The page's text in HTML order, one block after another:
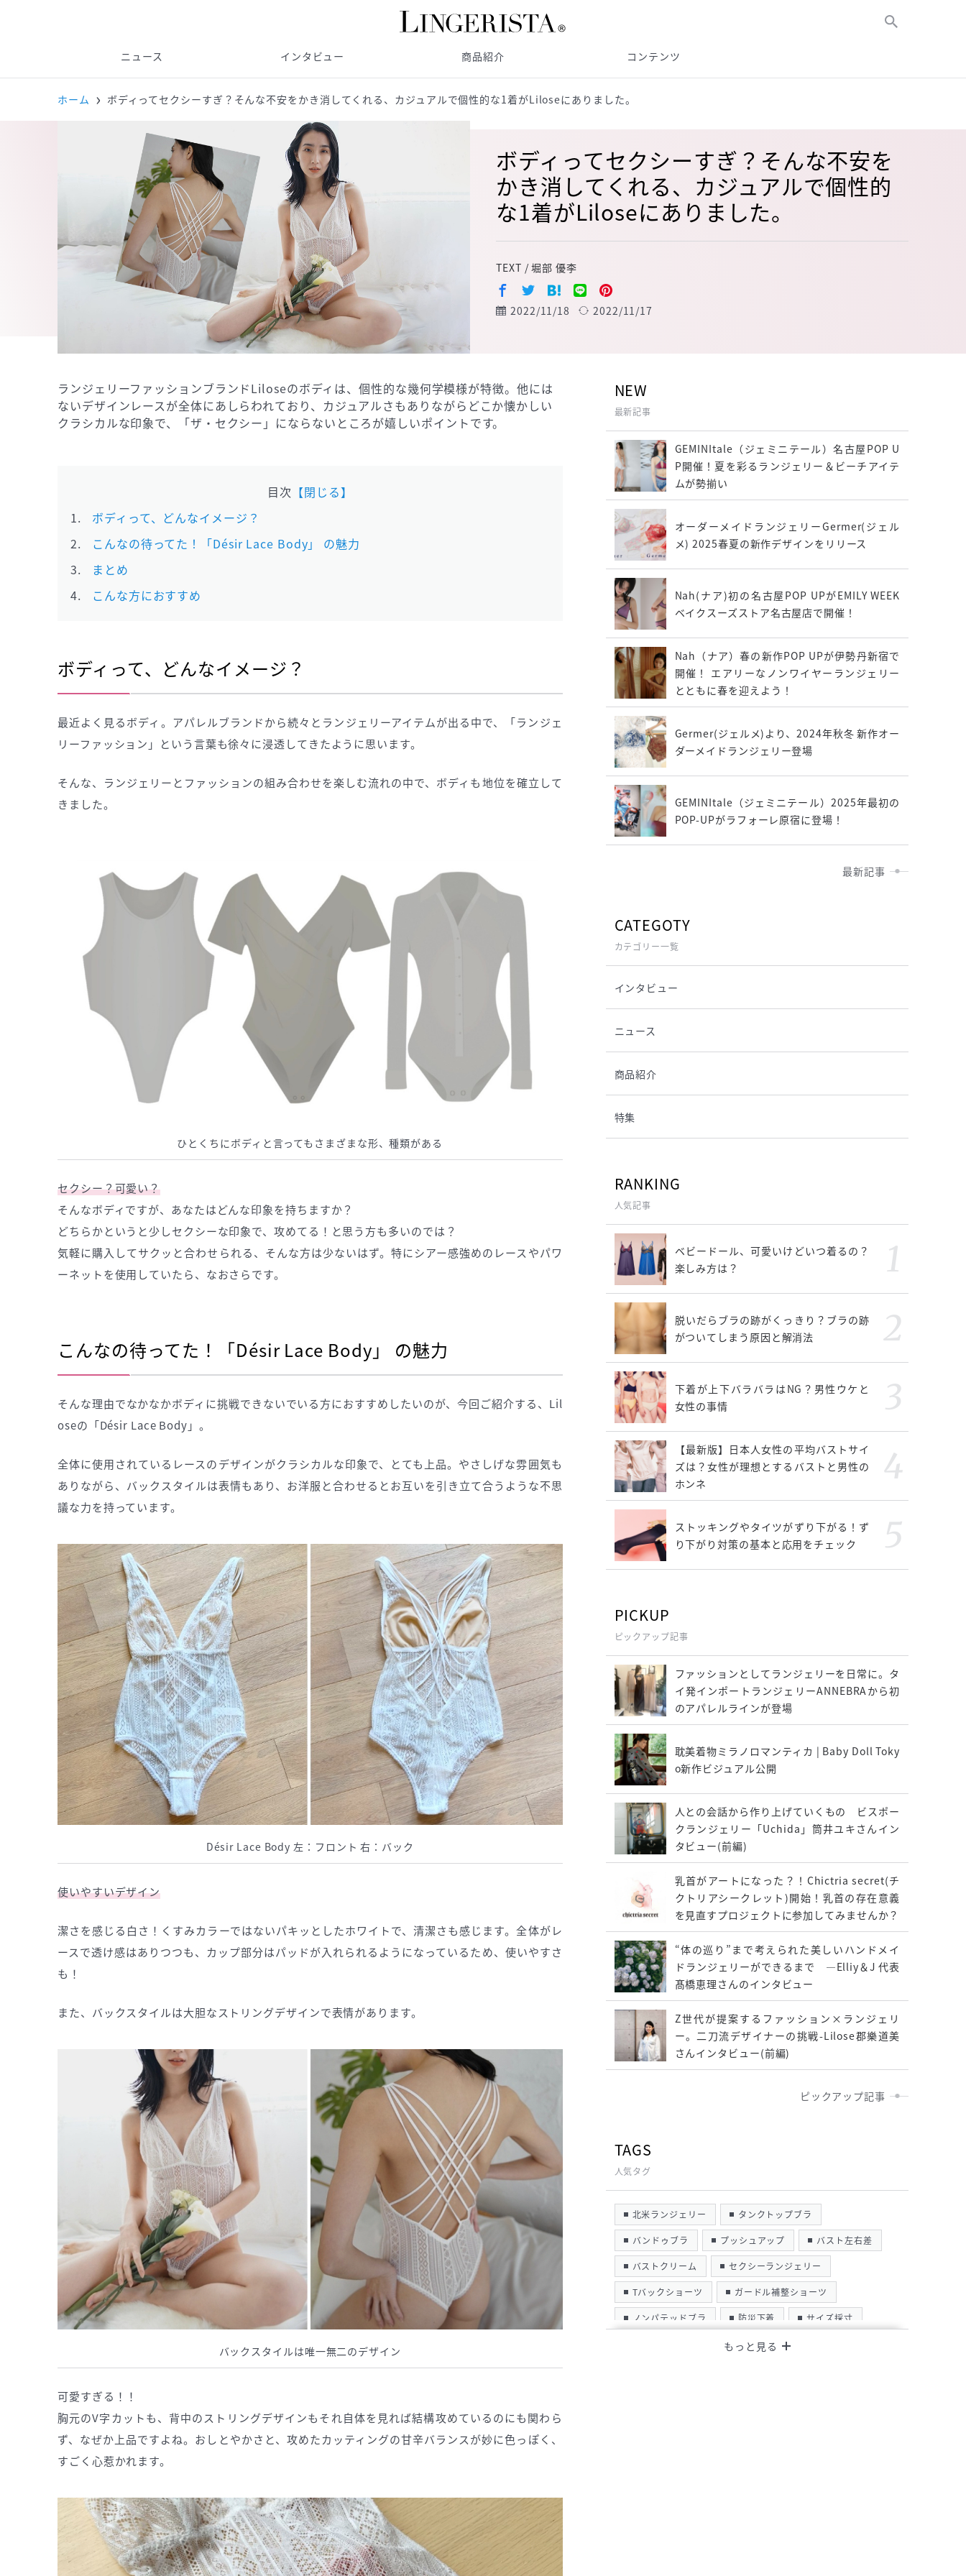
ニュース インタビュー 商品紹介 コンテンツ
ホーム ボディってセクシーすぎ？そんな不安をかき消してくれる、カジュアルで個性的な1着がLiloseにありました。
ボディってセクシーすぎ？そんな不安を
かき消してくれる、カジュアルで個性的
な1着がLiloseにありました。
TEXT / 堀部 優李
2022/11/18 2022/11/17
ランジェリーファッションブランドLiloseのボディは、個性的な幾何学模様が特徴。他には
ないデザインレースが全体にあしらわれており、カジュアルさもありながらどこか懐かしい
クラシカルな印象で、「ザ・セクシー」にならないところが嬉しいポイントです。
目次 【閉じる】
ボディって、どんなイメージ？
こんなの待ってた！「Désir Lace Body」 の魅力
まとめ
こんな方におすすめ
ボディって、どんなイメージ？
最近よく見るボディ。アパレルブランドから続々とランジェリーアイテムが出る中で、「ランジェ
リーファッション」という言葉も徐々に浸透してきたように思います。
そんな、ランジェリーとファッションの組み合わせを楽しむ流れの中で、ボディも地位を確立して
きました。
ひとくちにボディと言ってもさまざまな形、種類がある
セクシー？可愛い？
そんなボディですが、あなたはどんな印象を持ちますか？
どちらかというと少しセクシーな印象で、攻めてる！と思う方も多いのでは？
気軽に購入してサクッと合わせられる、そんな方は少ないはず。特にシアー感強めのレースやパワ
ーネットを使用していたら、なおさらです。
こんなの待ってた！「Désir Lace Body」 の魅力
そんな理由でなかなかボディに挑戦できないでいる方におすすめしたいのが、今回ご紹介する、Lil
oseの「Désir Lace Body」。
全体に使用されているレースのデザインがクラシカルな印象で、とても上品。やさしげな雰囲気も
ありながら、バックスタイルは表情もあり、お洋服と合わせるとお互いを引き立て合うような不思
議な力を持っています。
Désir Lace Body 左：フロント 右：バック
使いやすいデザイン
潔さを感じる白さ！くすみカラーではないパキッとしたホワイトで、清潔さも感じます。全体がレ
ースで透け感はありつつも、カップ部分はパッドが入れられるようになっているため、使いやすさ
も！
また、バックスタイルは大胆なストリングデザインで表情があります。
バックスタイルは唯一無二のデザイン
可愛すぎる！！
胸元のV字カットも、背中のストリングデザインもそれ自体を見れば結構攻めているのにも関わら
ず、なぜか上品ですよね。おしとやかさと、攻めたカッティングの甘辛バランスが妙に色っぽく、
すごく心惹かれます。
NEW
最新記事
GEMINItale（ジェミニテール）名古屋POP U
P開催！夏を彩るランジェリー＆ビーチアイテ
ムが勢揃い
オーダーメイドランジェリーGermer(ジェル
メ) 2025春夏の新作デザインをリリース
Nah(ナア)初の名古屋POP UPがEMILY WEEK
ベイクスーズストア名古屋店で開催！
Nah（ナア）春の新作POP UPが伊勢丹新宿で
開催！ エアリーなノンワイヤーランジェリー
とともに春を迎えよう！
Germer(ジェルメ)より、2024年秋冬 新作オー
ダーメイドランジェリー登場
GEMINItale（ジェミニテール）2025年最初の
POP-UPがラフォーレ原宿に登場！
最新記事
CATEGOTY
カテゴリー一覧
インタビュー
ニュース
商品紹介
特集
RANKING
人気記事
ベビードール、可愛いけどいつ着るの？
楽しみ方は？
脱いだらブラの跡がくっきり？ブラの跡
がついてしまう原因と解消法
下着が上下バラバラはNG？男性ウケと
女性の事情
【最新版】日本人女性の平均バストサイ
ズは？女性が理想とするバストと男性の
ホンネ
ストッキングやタイツがずり下がる！ず
り下がり対策の基本と応用をチェック
PICKUP
ピックアップ記事
ファッションとしてランジェリーを日常に。タ
イ発インポートランジェリーANNEBRAから初
のアパレルラインが登場
耽美着物ミラノロマンティカ | Baby Doll Toky
o新作ビジュアル公開
人との会話から作り上げていくもの ビスポー
クランジェリー「Uchida」筒井ユキさんイン
タビュー(前編)
乳首がアートになった？！Chictria secret(チ
クトリアシークレット)開始！乳首の存在意義
を見直すプロジェクトに参加してみませんか？
“体の巡り”まで考えられた美しいハンドメイ
ドランジェリーができるまで ―Elliy＆J 代表
髙橋恵理さんのインタビュー
Z世代が提案するファッション×ランジェリ
ー。二刀流デザイナーの挑戦-Lilose郡樂道美
さんインタビュー(前編)
ピックアップ記事
TAGS
人気タグ
北米ランジェリー タンクトップブラ
バンドゥブラ プッシュアップ バスト左右差
バストクリーム セクシーランジェリー
Tバックショーツ ガードル補整ショーツ
ノンパテッドブラ 防災下着 サイズ採寸
ベビードール